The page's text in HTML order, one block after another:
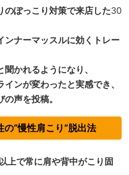
のぽっこり対策で来店した30
ンナーマッスルに効くトレー
かれるようになり、
インが変わったと実感でき、
声を投稿。
“慢性肩こり”脱出法
上で常に肩や背中がこり固